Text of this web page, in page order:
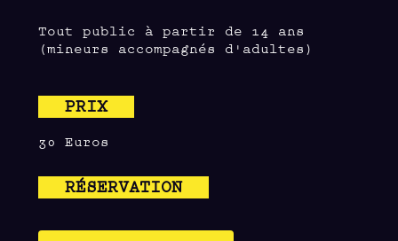
Tout public à partir de 14 ans
(mineurs accompagnés d'adultes)
PRIX
30 Euros
RÉSERVATION